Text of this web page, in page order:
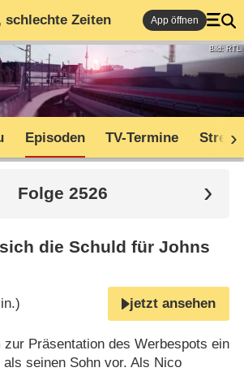
schlechte Zeiten App öffnen
Bild: RTL
Episoden TV-Termine
Folge 2526
die Schuld für Johns
jetzt ansehen
zur Präsentation des Werbespots ein
seinen Sohn vor. Als Nico